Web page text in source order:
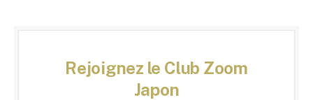
Rejoignez le Club Zoom
Japon